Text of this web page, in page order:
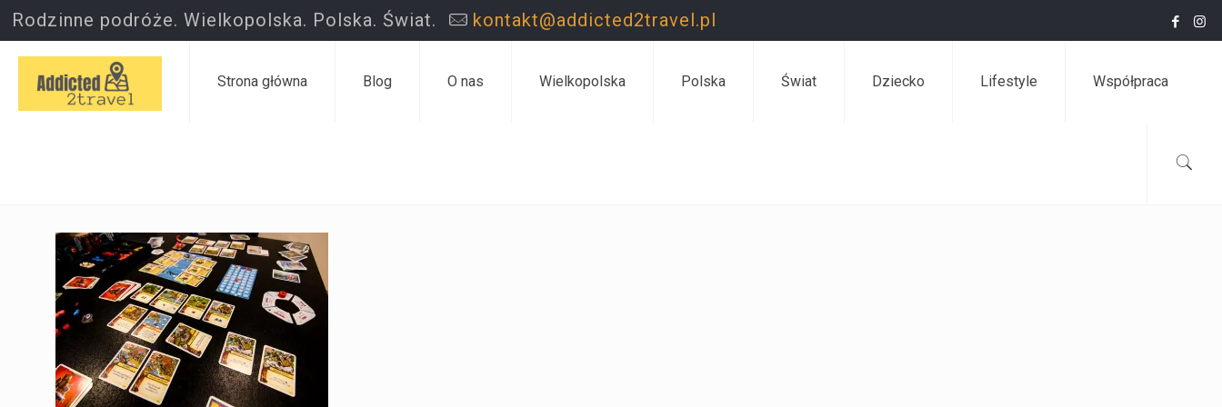
Rodzinne podróże. Wielkopolska. Polska. Świat. kontakt@addicted2travel.pl
Strona główna Blog O nas Wielkopolska Polska Świat Dziecko Lifestyle Współpraca